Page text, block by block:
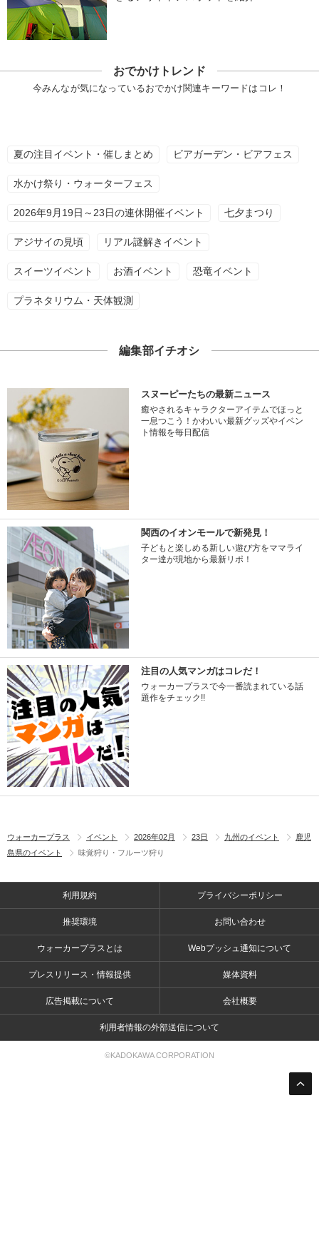
おでかけトレンド
今みんなが気になっているおでかけ関連キーワードはコレ！
夏の注目イベント・催しまとめ ビアガーデン・ビアフェス
水かけ祭り・ウォーターフェス
2026年9月19日～23日の連休開催イベント 七夕まつり
アジサイの見頃 リアル謎解きイベント
スイーツイベント お酒イベント 恐竜イベント
プラネタリウム・天体観測
編集部イチオシ
スヌーピーたちの最新ニュース
癒やされるキャラクターアイテムでほっと
一息つこう！かわいい最新グッズやイベン
ト情報を毎日配信
関西のイオンモールで新発見！
子どもと楽しめる新しい遊び方をママライ
ター達が現地から最新リポ！
注目の人気マンガはコレだ！
ウォーカープラスで今一番読まれている話
題作をチェック!!
ウォーカープラス イベント 2026年02月 23日 九州のイベント
鹿児
島県のイベント
味覚狩り・フルーツ狩り
利用規約 プライバシーポリシー
推奨環境 お問い合わせ
ウォーカープラスとは Webプッシュ通知について
プレスリリース・情報提供 媒体資料
広告掲載について 会社概要
利用者情報の外部送信について
©KADOKAWA CORPORATION